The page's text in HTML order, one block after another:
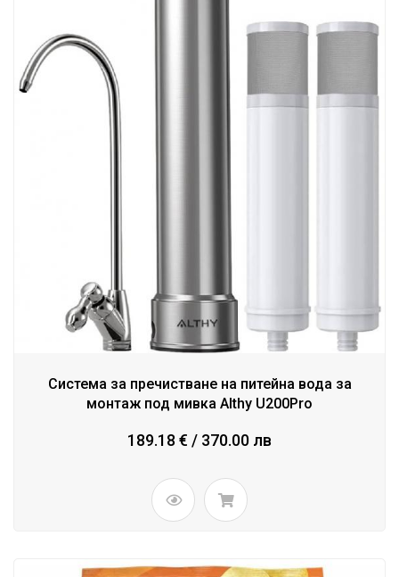
Система за пречистване на питейна вода за
монтаж под мивка Althy U200Pro
189.18 € / 370.00 лв